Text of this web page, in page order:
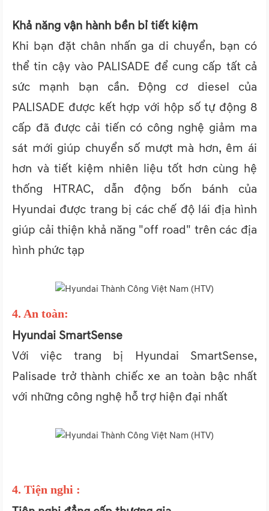
Khả năng vận hành bền bỉ tiết kiệm
Khi bạn đặt chân nhấn ga di chuyển, bạn có
thể tin cậy vào PALISADE để cung cấp tất cả
sức mạnh bạn cần. Động cơ diesel của
PALISADE được kết hợp với hộp số tự động 8
cấp đã được cải tiến có công nghệ giảm ma
sát mới giúp chuyển số mượt mà hơn, êm ái
hơn và tiết kiệm nhiên liệu tốt hơn cùng hệ
thống HTRAC, dẫn động bốn bánh của
Hyundai được trang bị các chế độ lái địa hình
giúp cải thiện khả năng "off road" trên các địa
hình phức tạp
4. An toàn:
Hyundai SmartSense
Với việc trang bị Hyundai SmartSense,
Palisade trở thành chiếc xe an toàn bậc nhất
với những công nghệ hỗ trợ hiện đại nhất
4. Tiện nghi :